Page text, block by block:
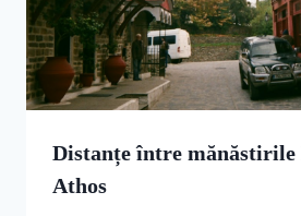
Distanțe între
Athos